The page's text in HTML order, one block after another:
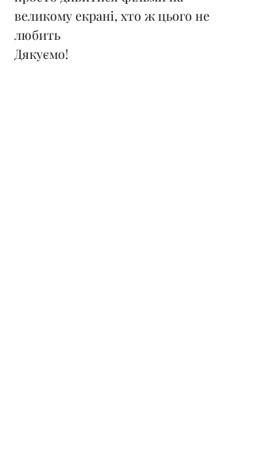
великому екрані, хто ж цього не
любить
Дякуємо!